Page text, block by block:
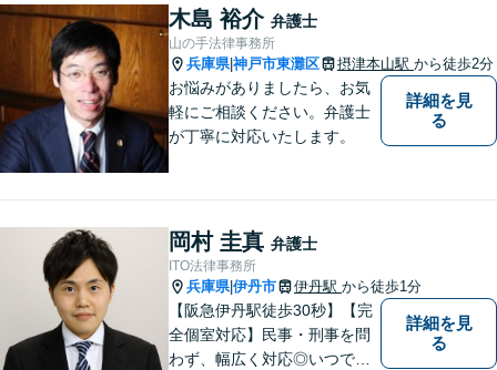
可♯中小企業診断士資格有り
木島 裕介 弁護士
山の手法律事務所
兵庫県|神戸市東灘区 摂津本山駅 から徒歩2分
お悩みがありましたら、お気
軽にご相談ください。弁護士
が丁寧に対応いたします。
詳細を見
る
岡村 圭真 弁護士
ITO法律事務所
兵庫県|伊丹市 伊丹駅 から徒歩1分
【阪急伊丹駅徒歩30秒】【完
全個室対応】民事・刑事を問
わず、幅広く対応◎いつでも
詳細を見
る